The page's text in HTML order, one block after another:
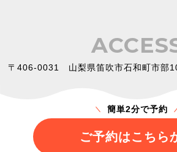
〒406-0031 山梨県笛吹市石和町市部
簡単2分で予約
ご予約はこちら